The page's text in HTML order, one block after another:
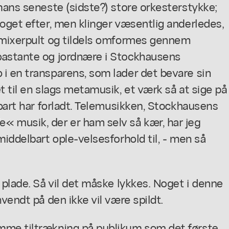
seneste (sidste?) store orkesterstykke;
efter, men klinger væsentlig anderledes,
og tildels omformes gennem
og jordnære i Stockhausens
en transparens, som lader det bevare sin
til en slags metamusik, et værk så at sige på
har forladt. Telemusikken, Stockhausens
musik, der er ham selv så kær, har jeg
ople-velsesforhold til, - men så
Så vil det måske lykkes. Noget i denne
på den ikke vil være spildt.